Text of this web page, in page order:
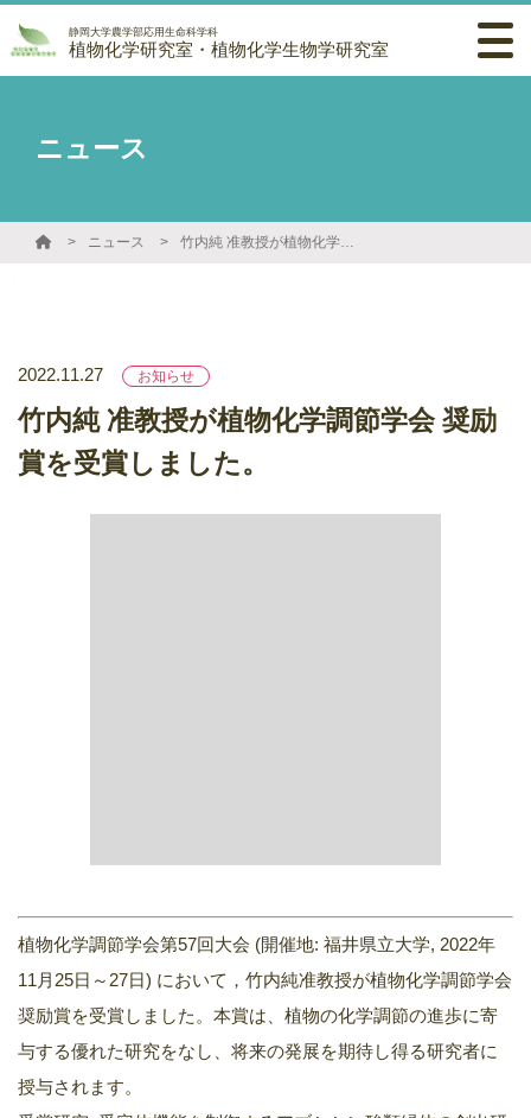
静岡大学農学部応用生命科学科
植物化学研究室・植物化学生物学研究室
ニュース
ニュース 竹内純 准教授が植物化学調節学会 奨励賞を受賞しました。
2022.11.27 お知らせ
竹内純 准教授が植物化学調節学会 奨励
賞を受賞しました。
植物化学調節学会第57回大会 (開催地: 福井県立大学, 2022年
11月25日～27日) において，竹内純准教授が植物化学調節学会
奨励賞を受賞しました。本賞は、植物の化学調節の進歩に寄
与する優れた研究をなし、将来の発展を期待し得る研究者に
授与されます。